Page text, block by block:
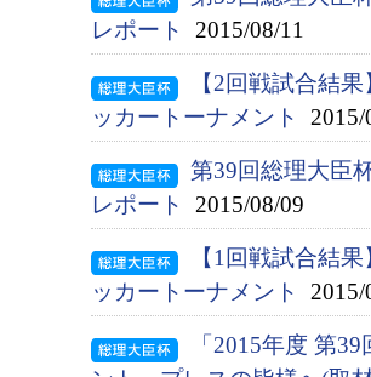
レポート
2015/08/11
【2回戦試合結
ッカートーナメント
2015/
第39回総理大臣
レポート
2015/08/09
【1回戦試合結
ッカートーナメント
2015/
「2015年度 第